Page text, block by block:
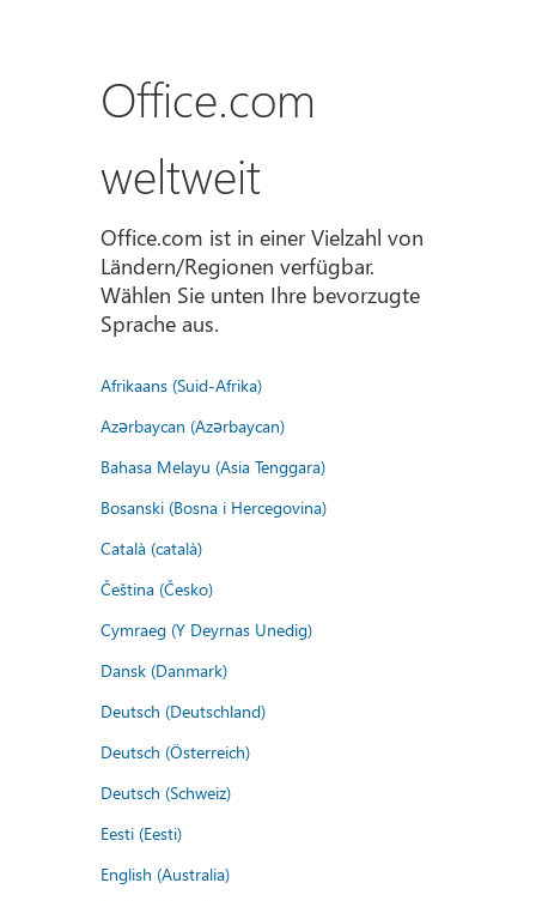
Office.com
weltweit
Office.com ist in einer Vielzahl von
Ländern/Regionen verfügbar.
Wählen Sie unten Ihre bevorzugte
Sprache aus.
Afrikaans (Suid-Afrika)
Azərbaycan (Azərbaycan)
Bahasa Melayu (Asia Tenggara)
Bosanski (Bosna i Hercegovina)
Català (català)
Čeština (Česko)
Cymraeg (Y Deyrnas Unedig)
Dansk (Danmark)
Deutsch (Deutschland)
Deutsch (Österreich)
Deutsch (Schweiz)
Eesti (Eesti)
English (Australia)